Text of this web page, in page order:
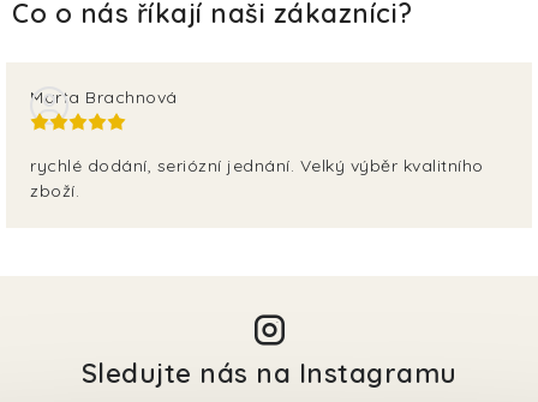
Marta Brachnová
rychlé dodání, seriózní jednání. Velký výběr kvalitního
zboží.
Sledujte nás na Instagramu